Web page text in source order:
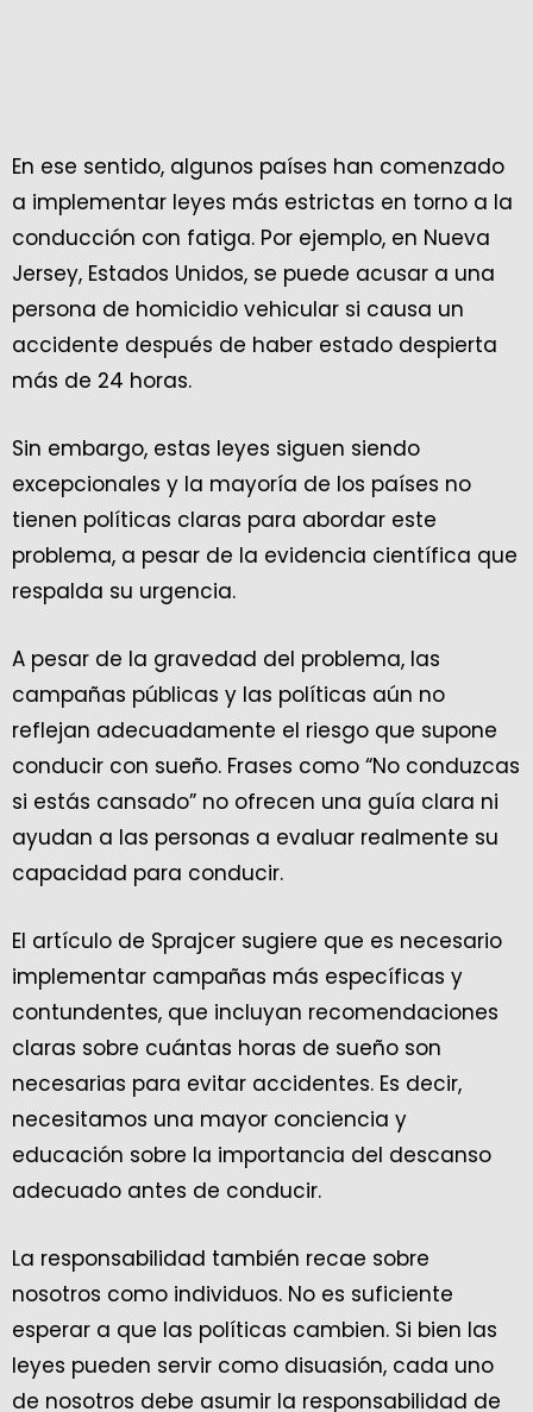
En ese sentido, algunos países han comenzado
a implementar leyes más estrictas en torno a la
conducción con fatiga. Por ejemplo, en Nueva
Jersey, Estados Unidos, se puede acusar a una
persona de homicidio vehicular si causa un
accidente después de haber estado despierta
más de 24 horas.
Sin embargo, estas leyes siguen siendo
excepcionales y la mayoría de los países no
tienen políticas claras para abordar este
problema, a pesar de la evidencia científica que
respalda su urgencia.
A pesar de la gravedad del problema, las
campañas públicas y las políticas aún no
reflejan adecuadamente el riesgo que supone
conducir con sueño. Frases como “No conduzcas
si estás cansado” no ofrecen una guía clara ni
ayudan a las personas a evaluar realmente su
capacidad para conducir.
El artículo de Sprajcer sugiere que es necesario
implementar campañas más específicas y
contundentes, que incluyan recomendaciones
claras sobre cuántas horas de sueño son
necesarias para evitar accidentes. Es decir,
necesitamos una mayor conciencia y
educación sobre la importancia del descanso
adecuado antes de conducir.
La responsabilidad también recae sobre
nosotros como individuos. No es suficiente
esperar a que las políticas cambien. Si bien las
leyes pueden servir como disuasión, cada uno
de nosotros debe asumir la responsabilidad de